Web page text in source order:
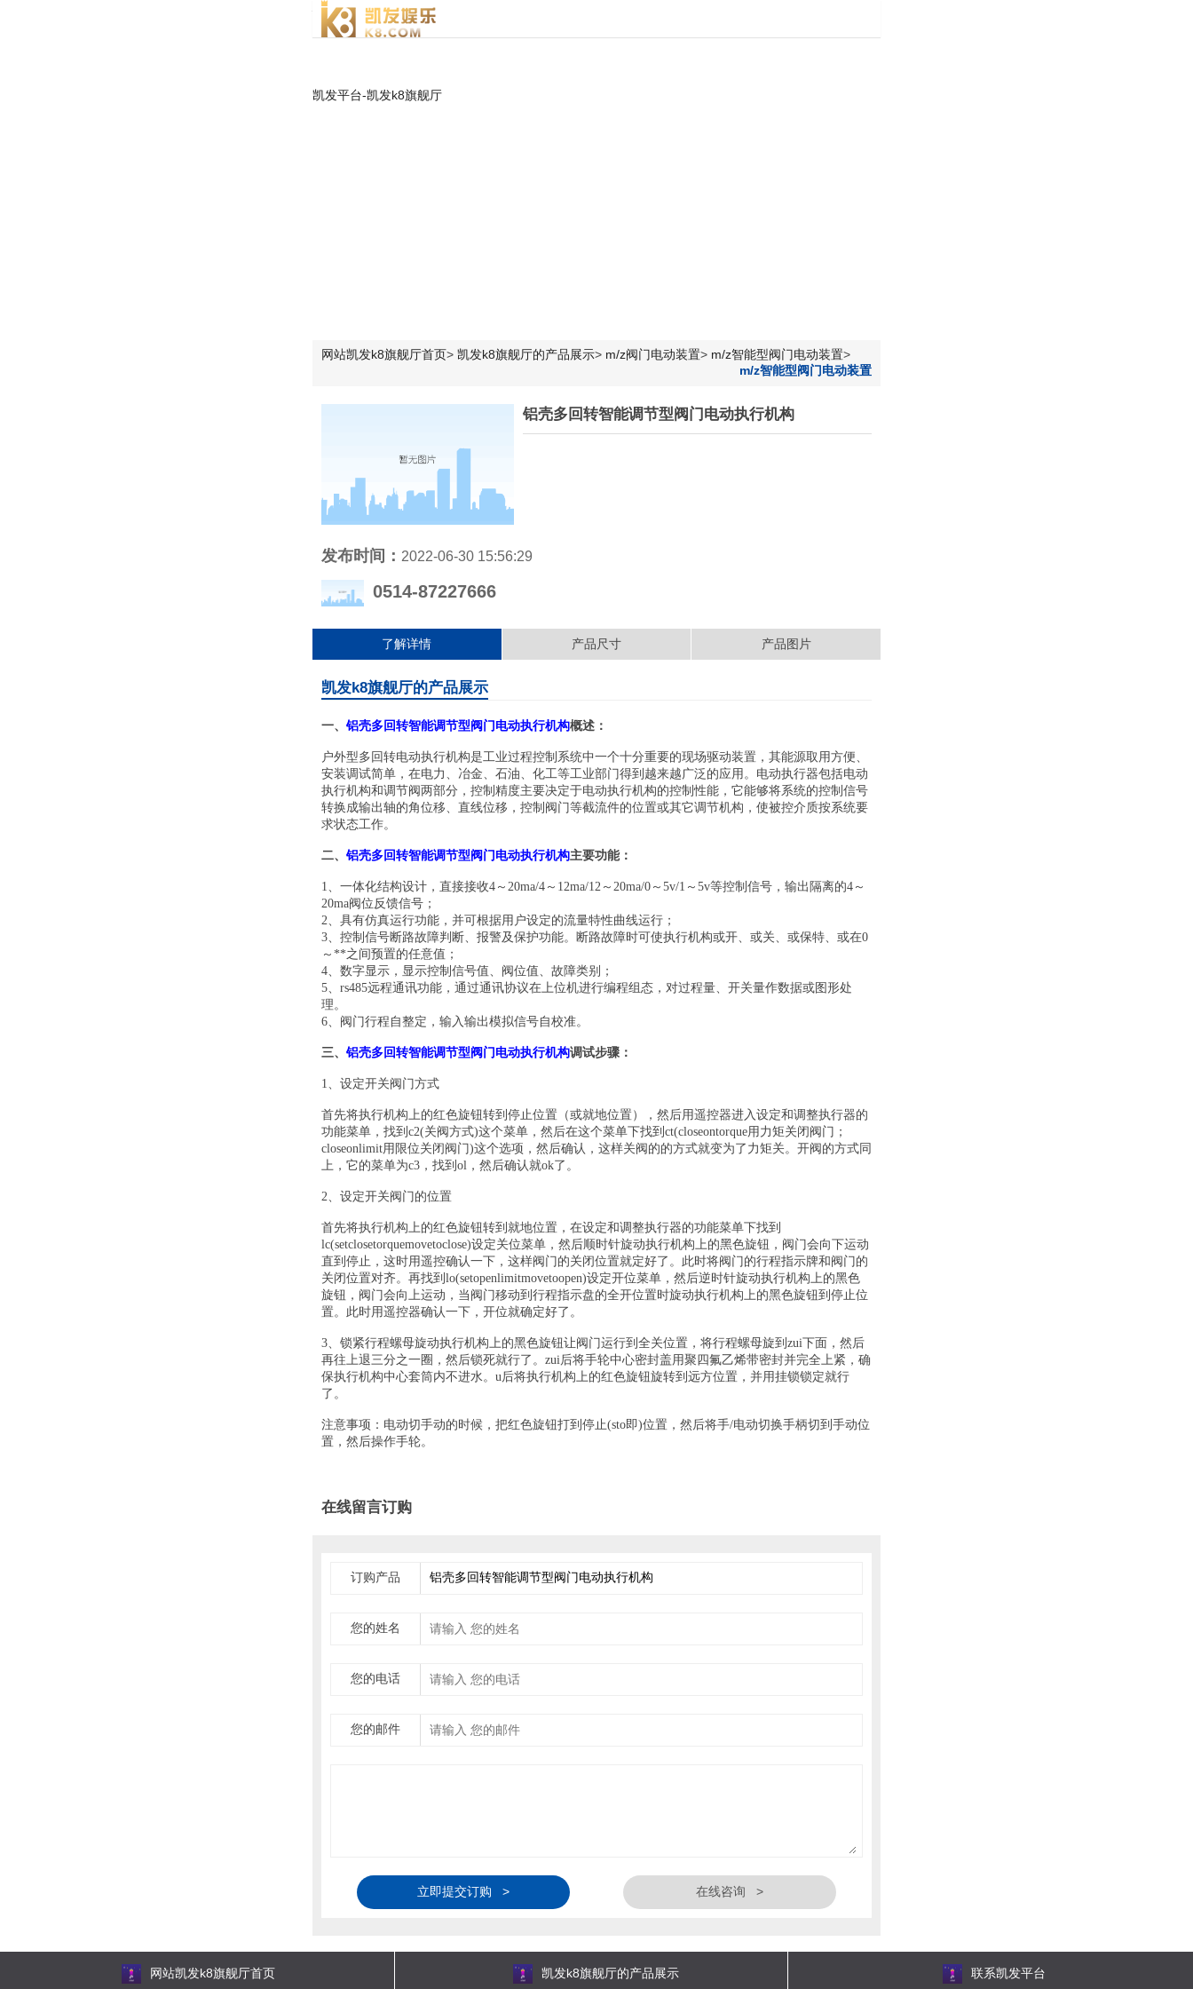
铝壳多回转智能调节型阀门电动执行机构|江苏贝尔电装-凯发平台
凯发平台-凯发k8旗舰厅
网站凯发k8旗舰厅首页> 凯发k8旗舰厅的产品展示> m/z阀门电动装置> m/z智能型阀门电动装置>
m/z智能型阀门电动装置
铝壳多回转智能调节型阀门电动执行机构
发布时间： 2022-06-30 15:56:29
0514-87227666
了解详情 产品尺寸 产品图片
凯发k8旗舰厅的产品展示
一、 铝壳多回转智能调节型阀门电动执行机构概述：
户外型多回转电动执行机构是工业过程控制系统中一个十分重要的现场驱动装置，其能源取用方便、
安装调试简单，在电力、冶金、石油、化工等工业部门得到越来越广泛的应用。电动执行器包括电动
执行机构和调节阀两部分，控制精度主要决定于电动执行机构的控制性能，它能够将系统的控制信号
转换成输出轴的角位移、直线位移，控制阀门等截流件的位置或其它调节机构，使被控介质按系统要
求状态工作。
二、 铝壳多回转智能调节型阀门电动执行机构主要功能：
1 、一体化结构设计，直接接收4～20ma/4～12ma/12～20ma/0～5v/1～5v等控制信号，输出隔离的4～
20ma阀位反馈信号；
2、具有仿真运行功能，并可根据用户设定的流量特性曲线运行；
3 、控制信号断路故障判断、报警及保护功能。断路故障时可使执行机构或开、或关、或保特、或在0
～**之间预置的任意值；
4、数字显示，显示控制信号值、阀位值、故障类别；
5、rs485远程通讯功能，通过通讯协议在上位机进行编程组态，对过程量、开关量作数据或图形处
理。
6、阀门行程自整定，输入输出模拟信号自校准。
三、 铝壳多回转智能调节型阀门电动执行机构调试步骤：
1、设定开关阀门方式
首先将执行机构上的红色旋钮转到停止位置（或就地位置），然后用遥控器进入设定和调整执行器的
功能菜单，找到 c2(关阀方式)这个菜单，然后在这个菜单下找到ct(closeontorque用力矩关闭阀门；
closeonlimit用限位关闭阀门)这个选项，然后确认，这样关阀的的方式就变为了力矩关。开阀的方式同
上，它的菜单为c3，找到ol，然后确认就ok了。
2、设定开关阀门的位置
首先将执行机构上的红色旋钮转到就地位置，在设定和调整执行器的功能菜单下找到
lc(setclosetorquemovetoclose)设定关位菜单，然后顺时针旋动执行机构上的黑色旋钮，阀门会向下运动
直到停止，这时用遥控确认一下，这样阀门的关闭位置就定好了。此时将阀门的行程指示牌和阀门的
关闭位置对齐。再找到lo(setopenlimitmovetoopen)设定开位菜单，然后逆时针旋动执行机构上的黑色
旋钮，阀门会向上运动，当阀门移动到行程指示盘的全开位置时旋动执行机构上的黑色旋钮到停止位
置。此时用遥控器确认一下，开位就确定好了。
3、锁紧行程螺母旋动执行机构上的黑色旋钮让阀门运行到全关位置，将行程螺母旋到 zui下面，然后
再往上退三分之一圈，然后锁死就行了。 zui 后将手轮中心密封盖用聚四氟乙烯带密封并完全上紧，确
保执行机构中心套筒内不进水。 u后将执行机构上的红色旋钮旋转到远方位置，并用挂锁锁定就行
了。
注意事项：电动切手动的时候，把红色旋钮打到停止(sto即)位置，然后将手/电动切换手柄切到手动位
置，然后操作手轮。
在线留言订购
订购产品
您的姓名
您的电话
您的邮件
立即提交订购 > 在线咨询 >
网站凯发k8旗舰厅首页 凯发k8旗舰厅的产品展示
联系凯发平台